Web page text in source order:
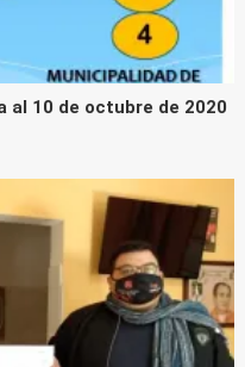
al 10 de octubre de 2020